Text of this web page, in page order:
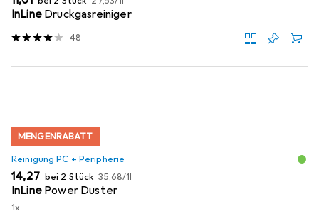
InLine Druckgasreiniger
48
MENGENRABATT
Reinigung PC + Peripherie
EUR
14,27 bei 2 Stück EUR
35,68/1l
InLine Power Duster
1x